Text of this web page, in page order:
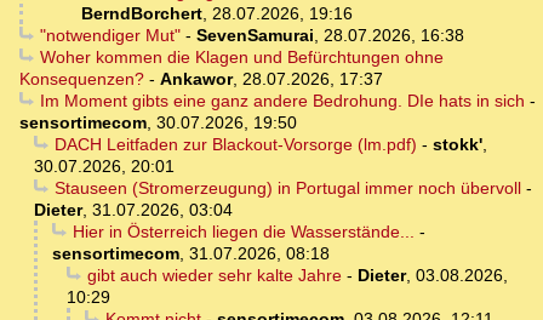
BerndBorchert, 28.07.2026, 19:16
"notwendiger Mut"- SevenSamurai, 28.07.2026, 16:38
Woher kommen die Klagen und Befürchtungen ohne
Konsequenzen? - Ankawor, 28.07.2026, 17:37
Im Moment gibts eine ganz andere Bedrohung. DIe hats in sich -
sensortimecom, 30.07.2026, 19:50
DACH Leitfaden zur Blackout-Vorsorge (lm.pdf) - stokk',
30.07.2026, 20:01
Stauseen (Stromerzeugung) in Portugal immer noch übervoll-
Dieter, 31.07.2026, 03:04
Hier in Österreich liegen die Wasserstände... -
sensortimecom, 31.07.2026, 08:18
gibt auch wieder sehr kalte Jahre- Dieter, 03.08.2026,
10:29